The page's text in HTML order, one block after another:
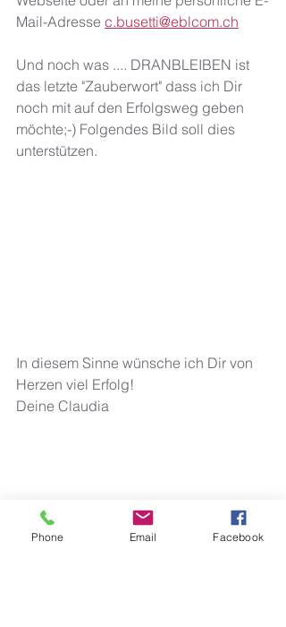
Mail-Adresse c.busetti@eblcom.ch
Und noch was .... DRANBLEIBEN ist
das letzte "Zauberwort" dass ich Dir
noch mit auf den Erfolgsweg geben
möchte;-) Folgendes Bild soll dies
unterstützen.
In diesem Sinne wünsche ich Dir von
Herzen viel Erfolg!
Deine Claudia
Phone Email Facebook